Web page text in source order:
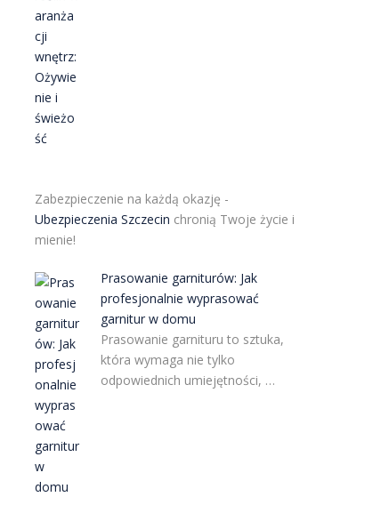
Zabezpieczenie na każdą okazję -
Ubezpieczenia Szczecin chronią Twoje życie i
mienie!
Prasowanie garniturów: Jak
profesjonalnie wyprasować
garnitur w domu
Prasowanie garnituru to sztuka,
która wymaga nie tylko
odpowiednich umiejętności, …